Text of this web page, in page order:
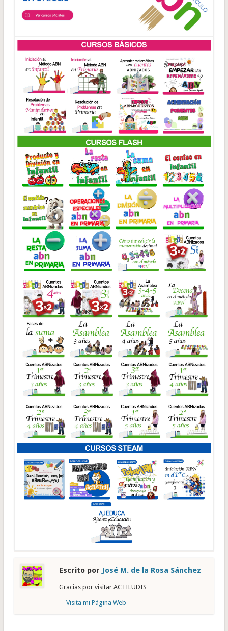
Escrito por José M. de la Rosa Sánchez
Gracias por visitar ACTILUDIS
Visita mi Página Web